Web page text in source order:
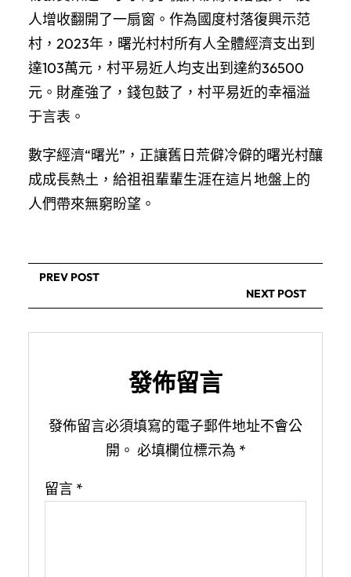
人增收翻開了一扇窗。作為國度村落復興示范
村，2023年，曙光村村所有人全體經濟支出到
達103萬元，村平易近人均支出到達約36500
元。財產強了，錢包鼓了，村平易近的幸福溢
于言表。
數字經濟“曙光”，正讓舊日荒僻冷僻的曙光村釀
成成長熱土，給祖祖輩輩生涯在這片地盤上的
人們帶來無窮盼望。
PREV POST
NEXT POST
發佈留言
發佈留言必須填寫的電子郵件地址不會公
開。 必填欄位標示為 *
留言 *